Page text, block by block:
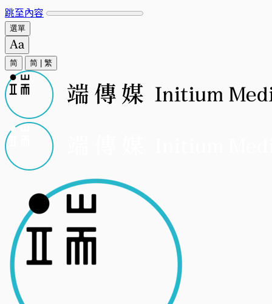
跳至內容
選單
简 简 繁